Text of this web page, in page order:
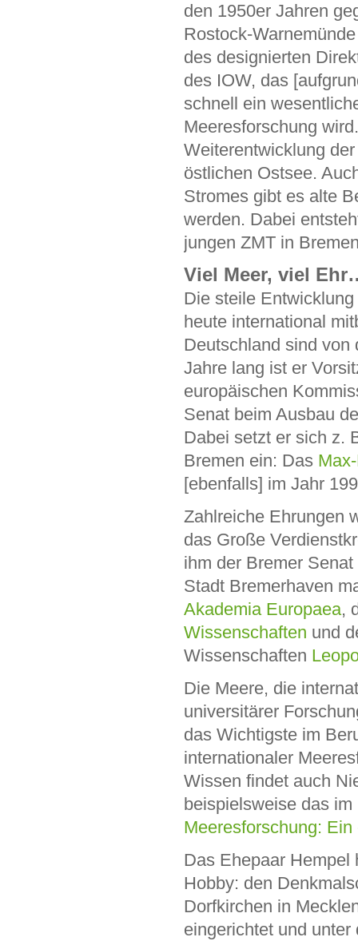
den 1950er Jahren
Rostock-
des designierten
des IOW, das
schnell ein
Meeresforschung
Weiterentwicklung
östlichen Ostsee.
Stromes gibt es alte
werden. Dabei
jungen ZMT in
Viel Meer, viel
Die steile
heute international
Deutschland sind von
Jahre lang ist er
europäischen
Senat beim Ausbau
Dabei setzt er sich z.
Bremen ein: Das
[ebenfalls] im Jahr
Zahlreiche Ehrungen
das Große
ihm der Bremer
Stadt Bremerhaven
Akademia Europaea,
Wissenschaften und
Wissenschaften
Die Meere, die
universitärer
das Wichtigste im
internationaler
Wissen findet auch
beispielsweise das
Meeresforschung:
Das Ehepaar Hempel
Hobby: den
Dorfkirchen in
eingerichtet und